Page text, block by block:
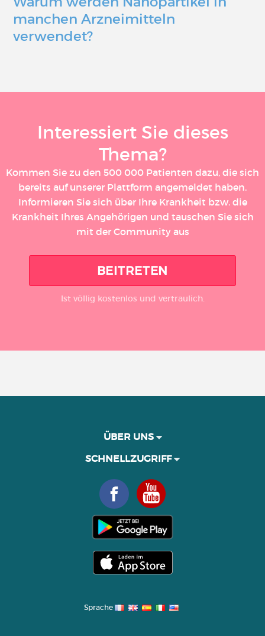
manchen Arzneimitteln
verwendet?
Interessiert Sie dieses
Thema?
Kommen Sie zu den 500 000 Patienten dazu, die sich
bereits auf unserer Plattform angemeldet haben.
Informieren Sie sich über Ihre Krankheit bzw. die
Krankheit Ihres Angehörigen und tauschen Sie sich
mit der Community aus
BEITRETEN
Ist völlig kostenlos und vertraulich.
ÜBER UNS
SCHNELLZUGRIFF
Sprache